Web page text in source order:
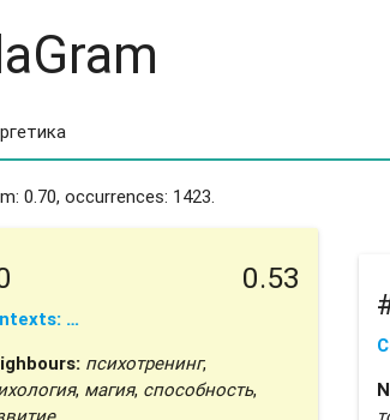
0.70, occurrences: 1423.
0.53
…
психотренинг,
, магия, способность,